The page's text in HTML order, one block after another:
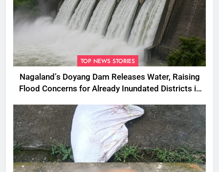
TOP NEWS STORIES
Nagaland’s Doyang Dam Releases Water, Raising
Flood Concerns for Already Inundated Districts in